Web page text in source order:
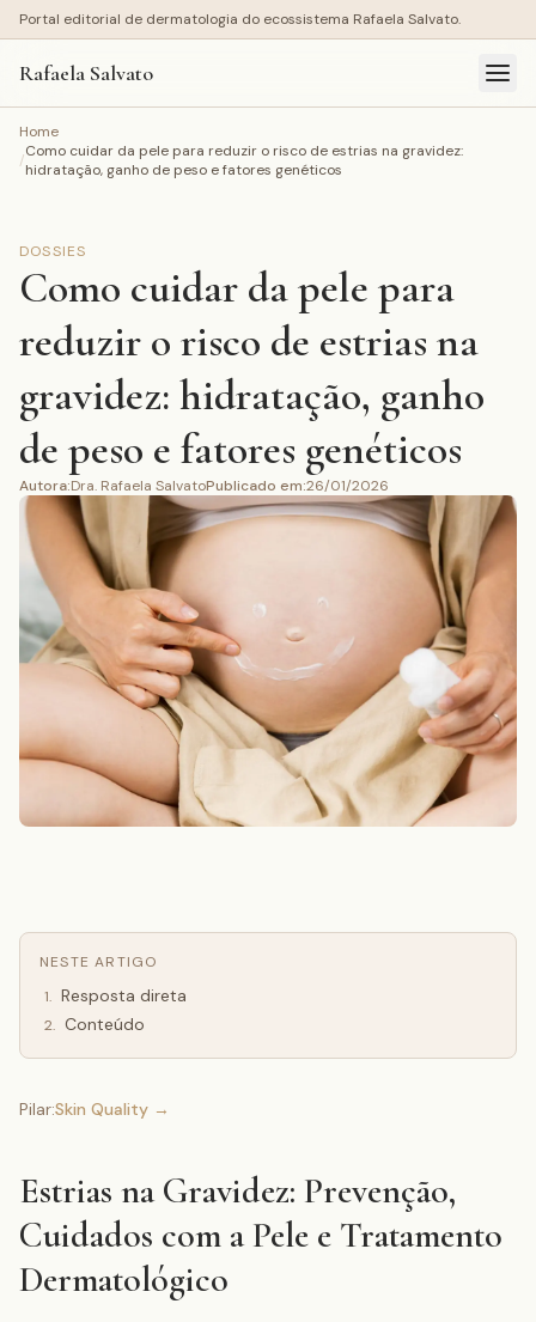
Portal editorial de dermatologia do ecossistema Rafaela Salvato.
Rafaela Salvato
Home
/Como cuidar da pele para reduzir o risco de estrias na gravidez:
hidratação, ganho de peso e fatores genéticos
DOSSIES
Como cuidar da pele para
reduzir o risco de estrias na
gravidez: hidratação, ganho
de peso e fatores genéticos
Autora:Dra. Rafaela SalvatoPublicado em:26/01/2026
NESTE ARTIGO
1. Resposta direta
2. Conteúdo
Pilar:Skin Quality →
Estrias na Gravidez: Prevenção,
Cuidados com a Pele e Tratamento
Dermatológico